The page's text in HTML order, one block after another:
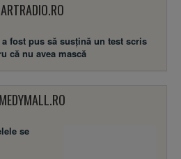
fost pus să susţină un test scris
că nu avea mască
se